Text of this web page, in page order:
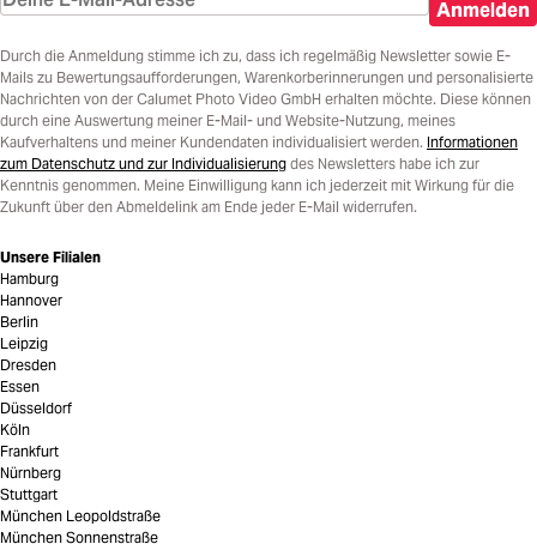
Anmelden
Durch die Anmeldung stimme ich zu, dass ich regelmäßig Newsletter sowie E-
Mails zu Bewertungsaufforderungen, Warenkorberinnerungen und personalisierte
Nachrichten von der Calumet Photo Video GmbH erhalten möchte. Diese können
durch eine Auswertung meiner E-Mail- und Website-Nutzung, meines
Kaufverhaltens und meiner Kundendaten individualisiert werden. Informationen
zum Datenschutz und zur Individualisierung des Newsletters habe ich zur
Kenntnis genommen. Meine Einwilligung kann ich jederzeit mit Wirkung für die
Zukunft über den Abmeldelink am Ende jeder E-Mail widerrufen.
Unsere Filialen
Hamburg
Hannover
Berlin
Leipzig
Dresden
Essen
Düsseldorf
Köln
Frankfurt
Nürnberg
Stuttgart
München Leopoldstraße
München Sonnenstraße